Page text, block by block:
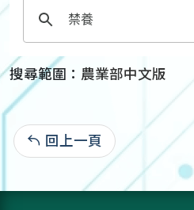
搜尋範圍： 農業部中文版
回上一頁